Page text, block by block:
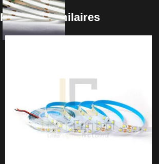
Produits similaires